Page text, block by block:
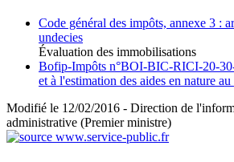
Code général des impôts, annexe 3 :
undecies
Évaluation des immobilisations
Bofip-Impôts n°BOI-BIC-RICI-20-
et à l'estimation des aides en nature
Modifié le 12/02/2016 - Direction de
administrative (Premier ministre)